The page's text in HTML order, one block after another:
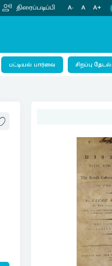
திரைப்படிப்பி A- A A+
பட்டியல் பார்வை சிறப்பு தேடல்